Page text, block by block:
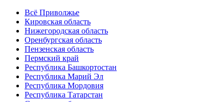
Всё Приволжье
Кировская область
Нижегородская область
Оренбургская область
Пензенская область
Пермский край
Республика Башкортостан
Республика Марий Эл
Республика Мордовия
Республика Татарстан